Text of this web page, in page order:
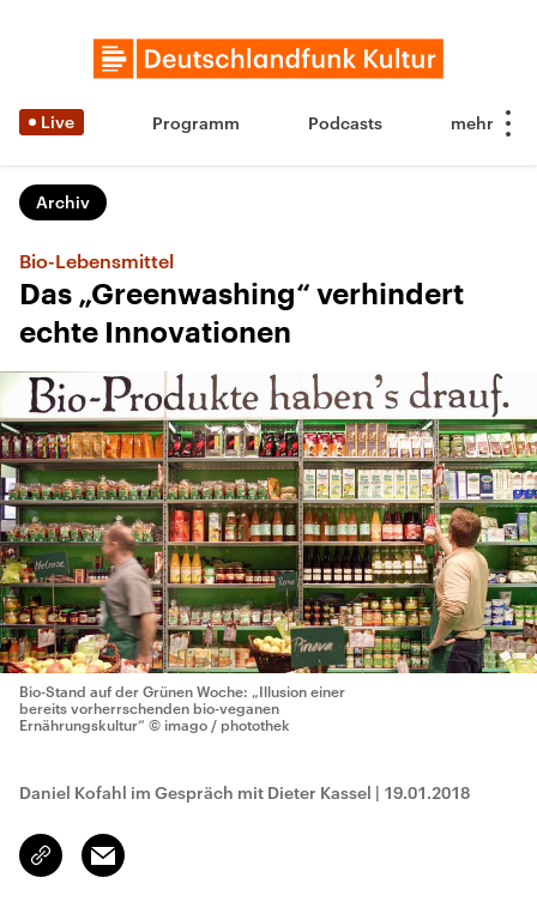
Live Programm Podcasts
Archiv
Bio-Lebensmittel
Das „Greenwashing“ verhindert
echte Innovationen
Bio-Stand auf der Grünen Woche: „Illusion einer
bereits vorherrschenden bio-veganen
Ernährungskultur“ © imago / photothek
Daniel Kofahl im Gespräch mit Dieter Kassel | 19.01.2018
Link
kopieren/teilen
Email